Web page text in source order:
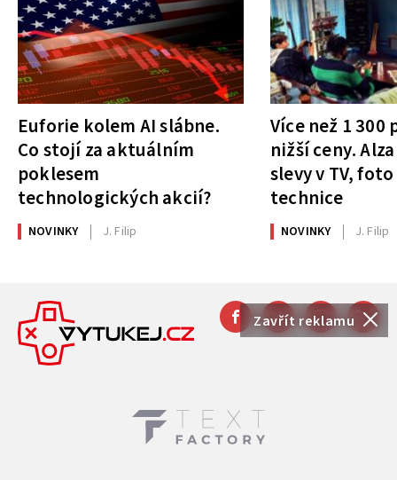
Zavřít reklamu
Euforie kolem AI slábne.
Co stojí za aktuálním
poklesem
technologických akcií?
NOVINKY J. Filip
Více než 1
nižší ceny.
slevy v TV,
technice
NOVINKY J. Filip